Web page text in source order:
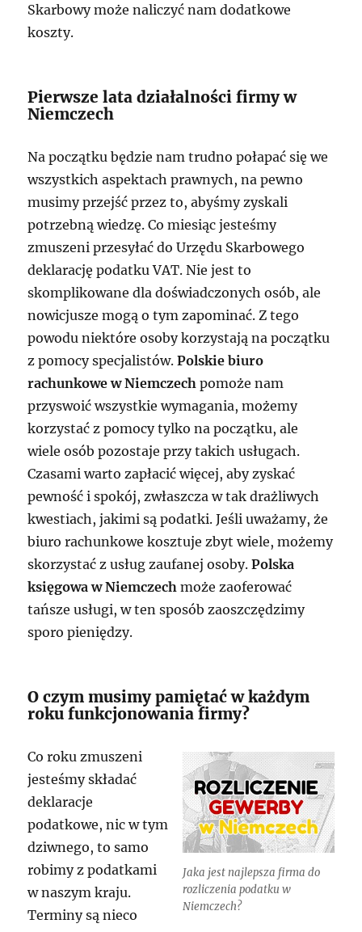
Skarbowy może naliczyć nam dodatkowe
koszty.
Pierwsze lata działalności firmy w
Niemczech
Na początku będzie nam trudno połapać się we
wszystkich aspektach prawnych, na pewno
musimy przejść przez to, abyśmy zyskali
potrzebną wiedzę. Co miesiąc jesteśmy
zmuszeni przesyłać do Urzędu Skarbowego
deklarację podatku VAT. Nie jest to
skomplikowane dla doświadczonych osób, ale
nowicjusze mogą o tym zapominać. Z tego
powodu niektóre osoby korzystają na początku
z pomocy specjalistów.Polskie biuro
rachunkowe w Niemczechpomoże nam
przyswoić wszystkie wymagania, możemy
korzystać z pomocy tylko na początku, ale
wiele osób pozostaje przy takich usługach.
Czasami warto zapłacić więcej, aby zyskać
pewność i spokój, zwłaszcza w tak drażliwych
kwestiach, jakimi są podatki. Jeśli uważamy, że
biuro rachunkowe kosztuje zbyt wiele, możemy
skorzystać z usług zaufanej osoby.Polska
księgowa w Niemczechmoże zaoferować
tańsze usługi, w ten sposób zaoszczędzimy
sporo pieniędzy.
O czym musimy pamiętać w każdym
roku funkcjonowania firmy?
Jaka jest najlepsza firma do
rozliczenia podatku w
Niemczech?
Co roku zmuszeni
jesteśmy składać
deklaracje
podatkowe, nic w tym
dziwnego, to samo
robimy z podatkami
w naszym kraju.
Terminy są nieco